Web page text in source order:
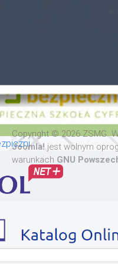
Copyright © 2026 ZSMG.
Joomla! jest wolnym
warunkach GNU